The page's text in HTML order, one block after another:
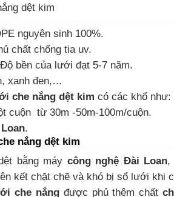
dệt kim
nguyên sinh 100%.
chất chống tia uv.
bền của lưới đạt 5-7 năm.
xanh đen,…
che nắng dệt kim có các khổ như:
cuộn từ 30m -50m-100m/cuộn.
.
nắng dệt kim
bằng máy công nghệ Đài Loan,
kết chặt chẽ và khó bị sổ lưới khi
che nắng được phủ thêm chất